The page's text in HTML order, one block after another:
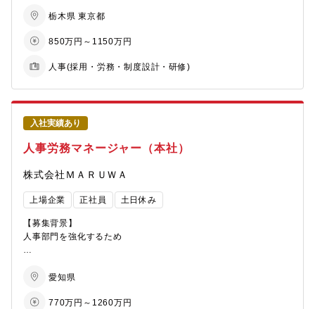
計できること
■他社との差別化
・本社?事でありながら、事業側深くに実装する?ち位置
■将来的に描けるキャリア
・HRBP組織全体の統括
・事業責任者視点を持った?事リーダー
【職務の概要】
・HRBP展開リーダーとして、各ビジネスユニットへのHRBP配
置・育成・支援を担う
・特定の重点ビジネスユニットのHRBPとして常駐レベルで関与
し、?材マネジメント全般をリード
（所属は本社?材統括部、主たる活動拠点は担当ビジネスユニット
を想定）
【職種】
以下のいずれかの経験をお持ちの方
グループがあり、協力しながら幅広い業務に携われます。
職場環境の構築②適切な人材採用と配置による組織・生産ライン
員のモチベーション向上が不可欠です。私たちと共に力を結集
ています。
【求める人材イメージ】
・製造業における人事経験を通じて、組織や現場が求める人材像
を理解し、課題に向き合い解決に導くことができる方 特に、採
る方を求めています。
ど）を行います。
に配置するための戦略を策定し、実行をサポートします。
や人事ポリシーの統一、課題解決を行います。
を企画・実施することもあります。
渡し役”ともいえるポジションです。各国の文化や労務慣習、法制
度にも対応する必要があるため、幅広い知識と柔軟な対応力が求
められるやりがいのある仕事です。
【募集背景】
当社では、2024年にスタートした5か年の中期経営計画『進化の
す。その実現を支える人事基盤の強化を目的とし、新たに人材の
採用を開始いたしました。
栃木県 東京都
850万円～1150万円
人事(採用・労務・制度設計・研修)
入社実績あり
人事労務マネージャー（本社）
株式会社ＭＡＲＵＷＡ
上場企業 正社員 土日休み
【募集背景】
人事部門を強化するため
グループ全体の人事業務全般（採用・労務・人事制度等）
・労務グループメンバーマネジメント業務
愛知県
770万円～1260万円